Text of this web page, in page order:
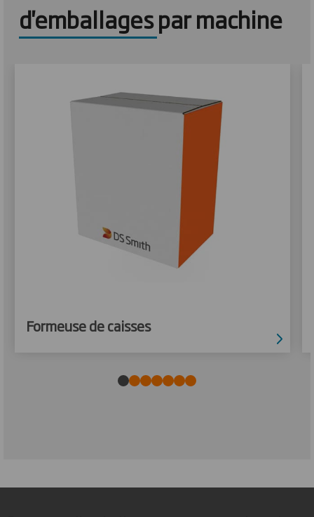
d'emballages par machine
Formeuse de caisses